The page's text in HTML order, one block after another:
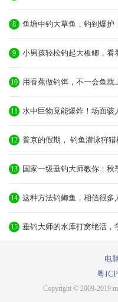
8 鱼塘中钓大草鱼，钓到爆护
9 小男孩轻松钓起大板鲫，看
10 用香蕉做钓饵，不一会鱼就
11 水中巨物竟能爆炸！场面骇
12 普京的假期， 钓鱼潜泳狩猎
13 国家一级垂钓大师教你：秋
14 这种方法钓鲫鱼，相信很多
15 垂钓大师的水库打窝绝活，
电
粤
Copyright © 2009-2019